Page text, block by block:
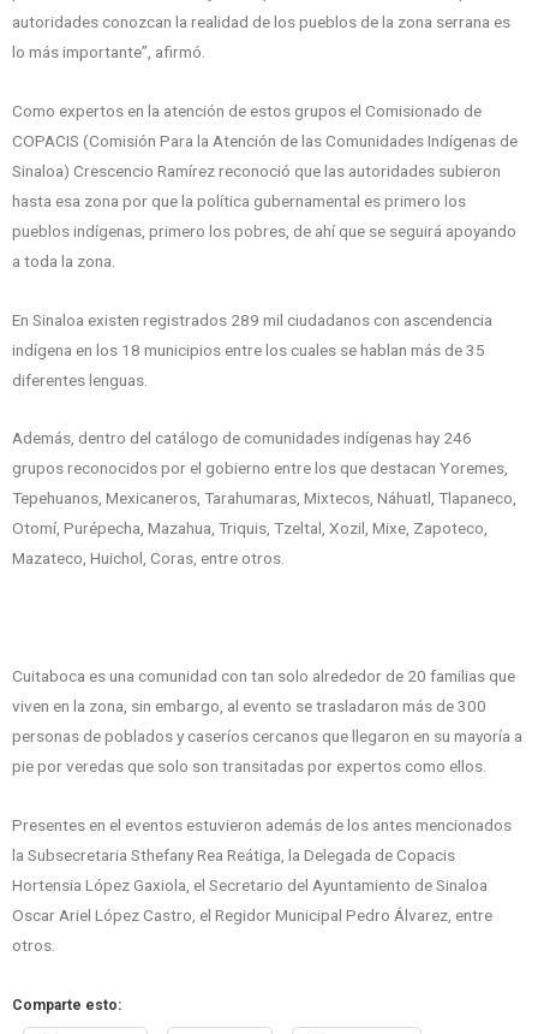
autoridades conozcan la realidad de los pueblos de la zona serrana es
lo más importante”, afirmó.
Como expertos en la atención de estos grupos el Comisionado de
COPACIS (Comisión Para la Atención de las Comunidades Indígenas de
Sinaloa) Crescencio Ramírez reconoció que las autoridades subieron
hasta esa zona por que la política gubernamental es primero los
pueblos indígenas, primero los pobres, de ahí que se seguirá apoyando
a toda la zona.
En Sinaloa existen registrados 289 mil ciudadanos con ascendencia
indígena en los 18 municipios entre los cuales se hablan más de 35
diferentes lenguas.
Además, dentro del catálogo de comunidades indígenas hay 246
grupos reconocidos por el gobierno entre los que destacan Yoremes,
Tepehuanos, Mexicaneros, Tarahumaras, Mixtecos, Náhuatl, Tlapaneco,
Otomí, Purépecha, Mazahua, Triquis, Tzeltal, Xozil, Mixe, Zapoteco,
Mazateco, Huichol, Coras, entre otros.
Cuitaboca es una comunidad con tan solo alrededor de 20 familias que
viven en la zona, sin embargo, al evento se trasladaron más de 300
personas de poblados y caseríos cercanos que llegaron en su mayoría a
pie por veredas que solo son transitadas por expertos como ellos.
Presentes en el eventos estuvieron además de los antes mencionados
la Subsecretaria Sthefany Rea Reátiga, la Delegada de Copacis
Hortensia López Gaxiola, el Secretario del Ayuntamiento de Sinaloa
Oscar Ariel López Castro, el Regidor Municipal Pedro Álvarez, entre
otros.
Comparte esto: